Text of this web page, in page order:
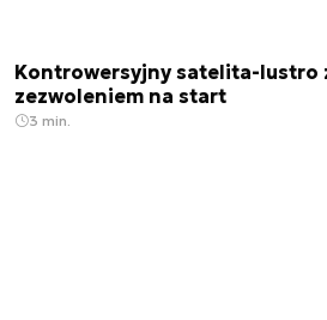
Kontrowersyjny satelita-lustro
zezwoleniem na start
3 min.